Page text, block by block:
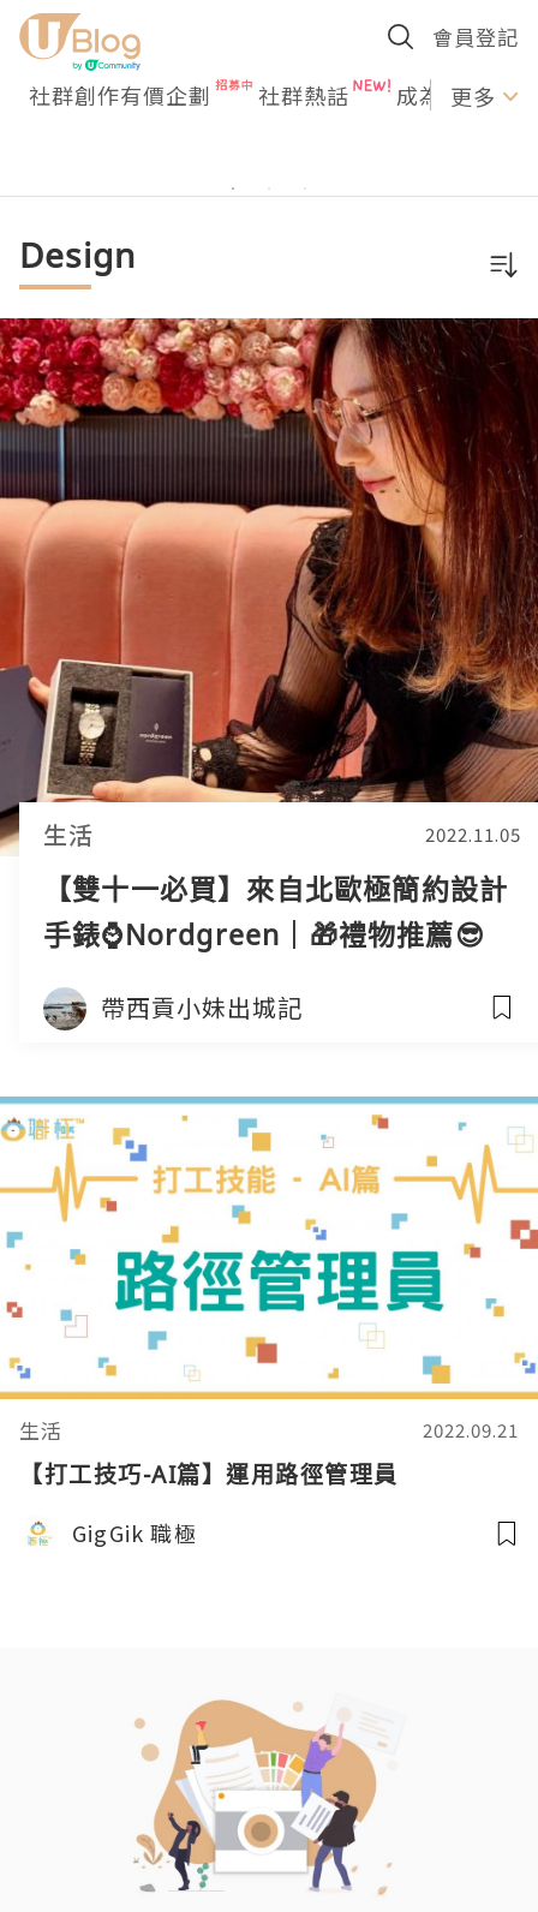
會員登記
社群創作有價企劃 社群熱話 成為U更多
Design
生活 2022.11.05
【雙十一必買】來自北歐極簡約設計
手錶⌚Nordgreen️｜🎁禮物推薦😎
【實測評比】
帶西貢小妹出城記
生活 2022.09.21
【打工技巧-AI篇】運用路徑管理員
GigGik 職極